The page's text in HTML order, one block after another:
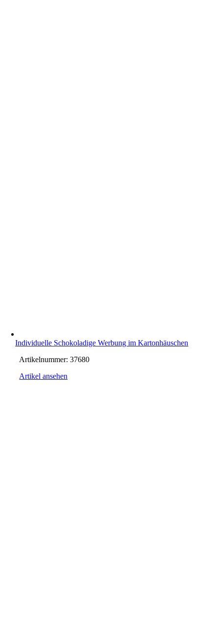
Individuelle Schokoladige Werbung im Kartonhäuschen
Artikelnummer:37680
Artikel ansehen